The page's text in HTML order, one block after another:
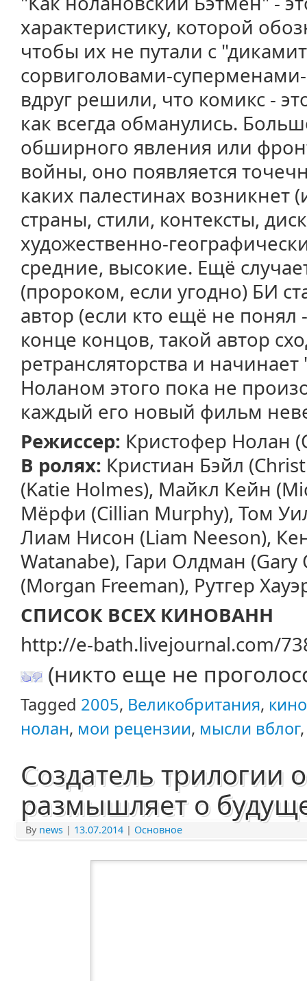
характеристику, которой
чтобы их не путали с
сорвиголовами-
вдруг решили, что комикс -
как всегда обманулись.
обширного явления или
войны, оно появляется
каких палестинах
страны, стили, контексты,
художественно-
средние, высокие. Ещё
(пророком, если угодно) БИ
автор (если кто ещё не понял
конце концов, такой автор
ретрансляторства и начинает
Ноланом этого пока не
каждый его новый фильм
Режиссер: Кристофер Нолан
В ролях: Кристиан Бэйл
(Katie Holmes), Майкл Кейн
Мёрфи (Cillian Murphy), Том
Лиам Нисон (Liam Neeson),
Watanabe), Гари Олдман
(Morgan Freeman), Рутгер
СПИСОК ВСЕХ КИНОВАНН
http://e-bath.livejournal.com/
(никто еще не
Tagged 2005, Великобритания,
нолан, мои рецензии, мысли вблог
Создатель трилогии
размышляет о
By news | 13.07.2014 | Основное